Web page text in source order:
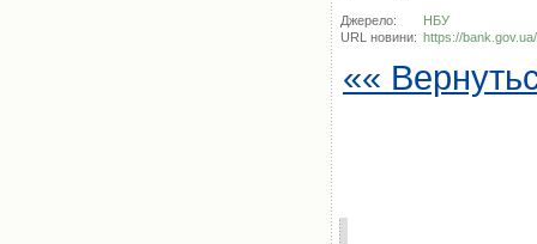
Джерело:
НБУ
URL новини: https://
««